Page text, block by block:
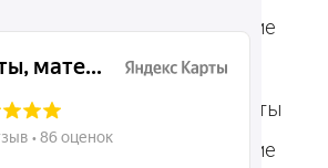
Стоматологические
аксессуары
Общие инструменты
Стоматологические